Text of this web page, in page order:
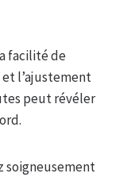
facilité de
l’ajustement
peut révéler
soigneusement